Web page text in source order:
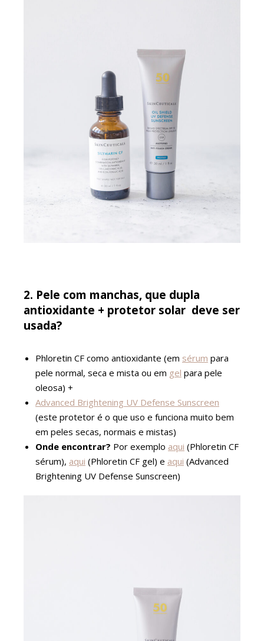
2. Pele com manchas, que dupla
antioxidante + protetor solar deve ser
usada?
Phloretin CF como antioxidante (em sérum para
pele normal, seca e mista ou em gel para pele
oleosa) +
Advanced Brightening UV Defense Sunscreen
(este protetor é o que uso e funciona muito bem
em peles secas, normais e mistas)
Onde encontrar? Por exemplo aqui (Phloretin CF
sérum), aqui (Phloretin CF gel) e aqui (Advanced
Brightening UV Defense Sunscreen)